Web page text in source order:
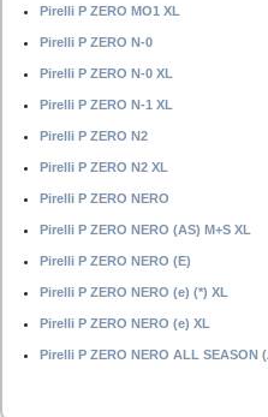
Pirelli P ZERO MO1 XL
Pirelli P ZERO N-0
Pirelli P ZERO N-0 XL
Pirelli P ZERO N-1 XL
Pirelli P ZERO N2
Pirelli P ZERO N2 XL
Pirelli P ZERO NERO
Pirelli P ZERO NERO (AS) M+S XL
Pirelli P ZERO NERO (E)
Pirelli P ZERO NERO (e) (*) XL
Pirelli P ZERO NERO (e) XL
Pirelli P ZERO NERO ALL SEASON